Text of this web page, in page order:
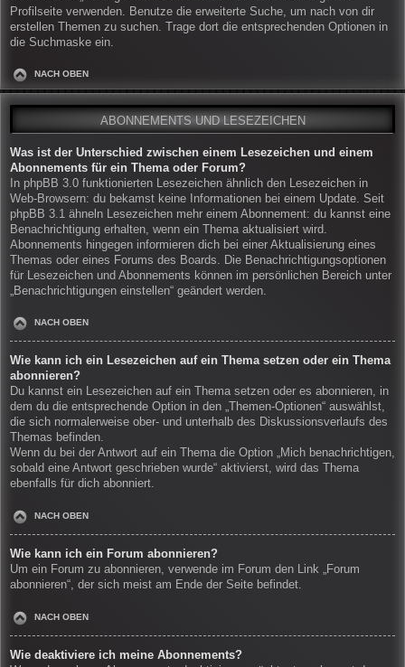
Profilseite verwenden. Benutze die erweiterte Suche, um nach von dir
erstellen Themen zu suchen. Trage dort die entsprechenden Optionen in
die Suchmaske ein.
NACH OBEN
ABONNEMENTS UND LESEZEICHEN
Was ist der Unterschied zwischen einem Lesezeichen und einem
Abonnements für ein Thema oder Forum?
In phpBB 3.0 funktionierten Lesezeichen ähnlich den Lesezeichen in
Web-Browsern: du bekamst keine Informationen bei einem Update. Seit
phpBB 3.1 ähneln Lesezeichen mehr einem Abonnement: du kannst eine
Benachrichtigung erhalten, wenn ein Thema aktualisiert wird.
Abonnements hingegen informieren dich bei einer Aktualisierung eines
Themas oder eines Forums des Boards. Die Benachrichtigungsoptionen
für Lesezeichen und Abonnements können im persönlichen Bereich unter
„Benachrichtigungen einstellen“ geändert werden.
NACH OBEN
Wie kann ich ein Lesezeichen auf ein Thema setzen oder ein Thema
abonnieren?
Du kannst ein Lesezeichen auf ein Thema setzen oder es abonnieren, in
dem du die entsprechende Option in den „Themen-Optionen“ auswählst,
die sich normalerweise ober- und unterhalb des Diskussionsverlaufs des
Themas befinden.
Wenn du bei der Antwort auf ein Thema die Option „Mich benachrichtigen,
sobald eine Antwort geschrieben wurde“ aktivierst, wird das Thema
ebenfalls für dich abonniert.
NACH OBEN
Wie kann ich ein Forum abonnieren?
Um ein Forum zu abonnieren, verwende im Forum den Link „Forum
abonnieren“, der sich meist am Ende der Seite befindet.
NACH OBEN
Wie deaktiviere ich meine Abonnements?